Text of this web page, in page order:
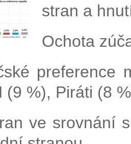
stran a
Ochota
preference
(9 %), Piráti (8
ve srovnání